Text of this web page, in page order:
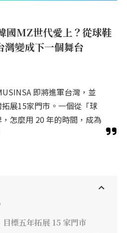
國MZ世代愛上？從球鞋
灣變成下一個舞台
即將進軍台灣，並
展15家門市。一個從「球
怎麼用 20 年的時間，成為
標五年拓展 15 家門市